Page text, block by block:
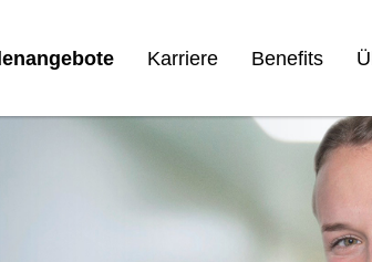
Karriere Benefits